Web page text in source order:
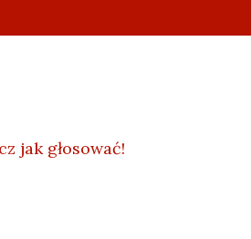
jak głosować!